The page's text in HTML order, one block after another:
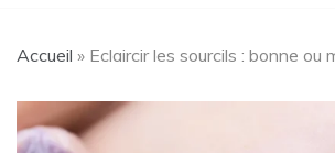
Accueil » Eclaircir les sourcils : bonne ou